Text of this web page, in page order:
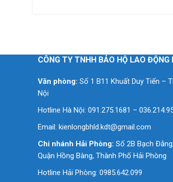
CÔNG TY TNHH BẢO HỘ LAO ĐỘNG
Văn phòng: Số 1 B11 Khuất Duy Tiến –
Nội
Hotline Hà Nội: 091.275.1681 –
Email: kienlongbhld.kdt@gmail.com
Chi nhánh Hải Phòng: Số 2B Bạch
Quận Hồng Bàng, Thành Phố Hải Phòng
Hotline Hải Phòng: 0985.642.099